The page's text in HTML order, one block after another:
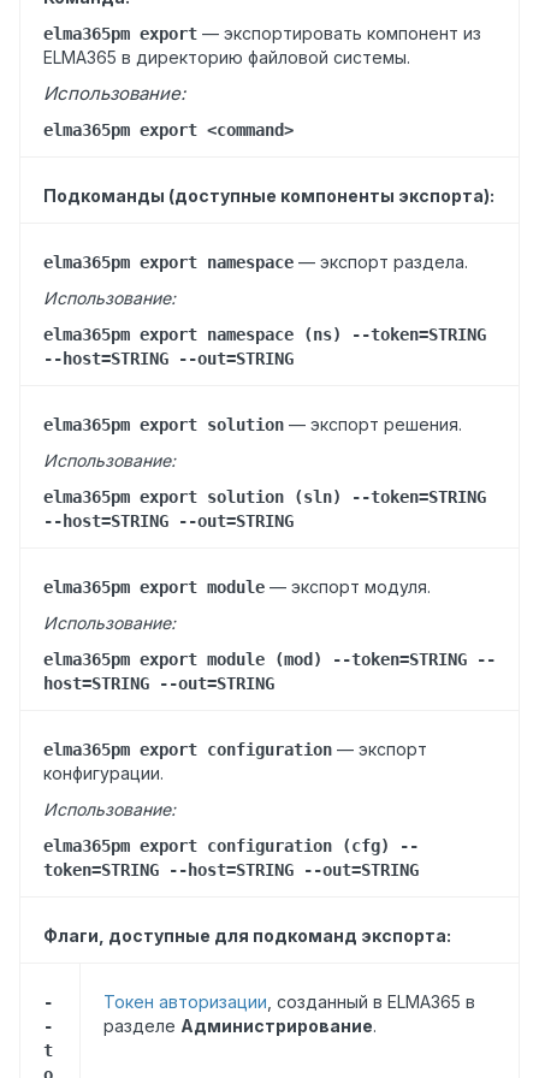
elma365pm export — экспортировать компонент из
ELMA365 в директорию файловой системы.
Использование:
elma365pm export <command>
Подкоманды (доступные компоненты экспорта):
elma365pm export namespace — экспорт раздела.
Использование:
elma365pm export namespace (ns) --token=STRING
--host=STRING --out=STRING
elma365pm export solution — экспорт решения.
Использование:
elma365pm export solution (sln) --token=STRING
--host=STRING --out=STRING
elma365pm export module — экспорт модуля.
Использование:
elma365pm export module (mod) --token=STRING --
host=STRING --out=STRING
elma365pm export configuration — экспорт
конфигурации.
Использование:
elma365pm export configuration (cfg) --
token=STRING --host=STRING --out=STRING
Флаги, доступные для подкоманд экспорта:
-
-
t
o
Токен авторизации , созданный в ELMA365 в
разделе Администрирование.